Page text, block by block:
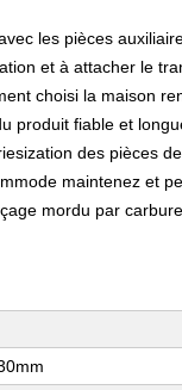
les pièces
et à attacher le
choisi la maison
produit fiable et
des pièces
maintenez et
mordu par